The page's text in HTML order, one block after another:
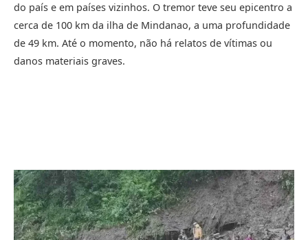
do país e em países vizinhos. O tremor teve seu epicentro a
cerca de 100 km da ilha de Mindanao, a uma profundidade
de 49 km. Até o momento, não há relatos de vítimas ou
danos materiais graves.